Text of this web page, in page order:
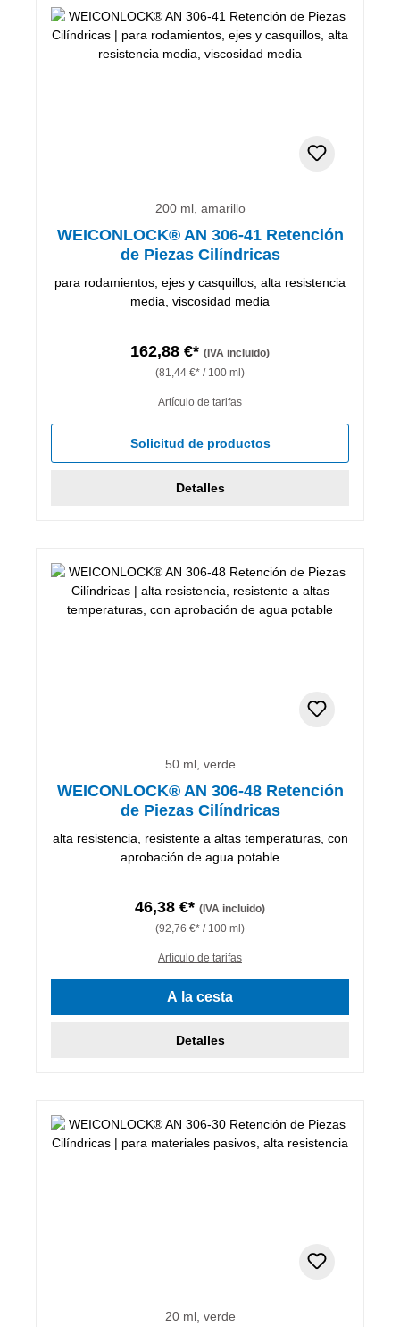
200 ml, amarillo
WEICONLOCK® AN 306-41 Retención
de Piezas Cilíndricas
para rodamientos, ejes y casquillos, alta resistencia
media, viscosidad media
162,88 €* (IVA incluido)
(81,44 €* / 100 ml)
Artículo de tarifas
Solicitud de productos
Detalles
50 ml, verde
WEICONLOCK® AN 306-48 Retención
de Piezas Cilíndricas
alta resistencia, resistente a altas temperaturas, con
aprobación de agua potable
46,38 €* (IVA incluido)
(92,76 €* / 100 ml)
Artículo de tarifas
A la cesta
Detalles
20 ml, verde